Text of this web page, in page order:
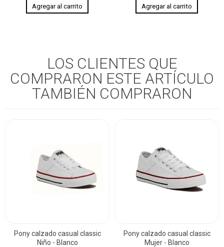
LOS CLIENTES QUE
COMPRARON ESTE ARTÍCULO
TAMBIÉN COMPRARON
Pony calzado casual classic
Niño - Blanco
Pony calzado casual classic
Mujer - Blanco